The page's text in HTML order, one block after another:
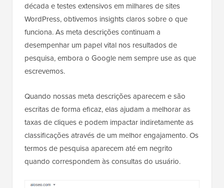
década e testes extensivos em milhares de sites
WordPress, obtivemos insights claros sobre o que
funciona. As meta descrições continuam a
desempenhar um papel vital nos resultados de
pesquisa, embora o Google nem sempre use as que
escrevemos.
Quando nossas meta descrições aparecem e são
escritas de forma eficaz, elas ajudam a melhorar as
taxas de cliques e podem impactar indiretamente as
classificações através de um melhor engajamento. Os
termos de pesquisa aparecem até em negrito
quando correspondem às consultas do usuário.